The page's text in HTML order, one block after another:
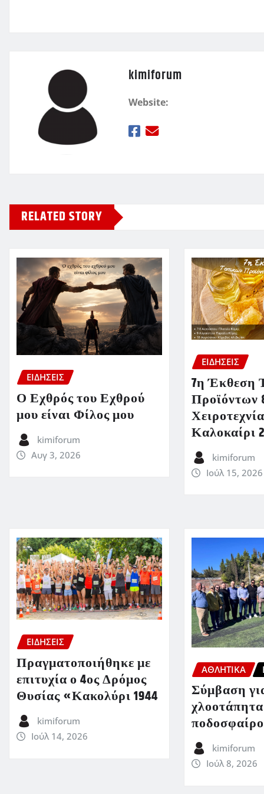
kimiforum
Website:
RELATED STORY
ΕΙΔΗΣΕΙΣ
Ο Εχθρός του Εχθρού
μου είναι Φίλος μου
kimiforum
Αυγ 3, 2026
ΕΙΔΗΣΕΙΣ
7η Έκθεση
Προϊόντων
Καλοκαίρι
kimiforum
Ιούλ 15, 2026
ΕΙΔΗΣΕΙΣ
Πραγματοποιήθηκε με
επιτυχία ο 4ος Δρόμος
Θυσίας «Κακολύρι 1944
kimiforum
Ιούλ 14, 2026
ΑΘΛΗΤΙΚΑ
Σύμβαση
kimiforum
Ιούλ 8, 2026